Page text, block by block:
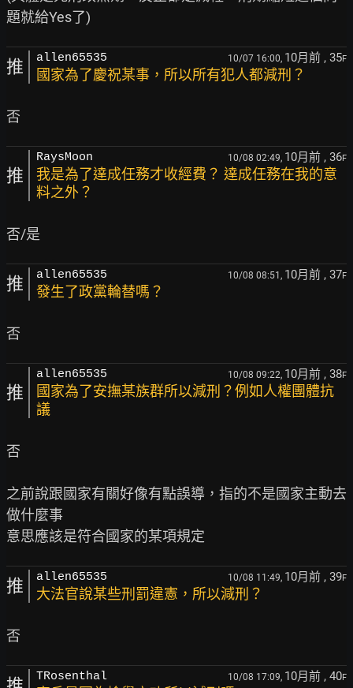
推 allen65535 10/07 16:00, 10月前 , 35F
國家為了慶祝某事，所以所有犯人都減刑？
推
RaysMoon 10/08 02:49, 10月前 , 36F
我是為了達成任務才收經費？ 達成任務在我的意
料之外？
推 allen65535 10/08 08:51, 10月前 , 37F
發生了政黨輪替嗎？
推
allen65535 10/08 09:22, 10月前 , 38F
國家為了安撫某族群所以減刑？例如人權團體抗
議
否
之前說跟國家有關好像有點誤導，指的不是國家主動去
做什麼事
推 allen65535 10/08 11:49, 10月前 , 39F
大法官說某些刑罰違憲，所以減刑？
TRosenthal 10/08 17:09, 10月前 , 40F